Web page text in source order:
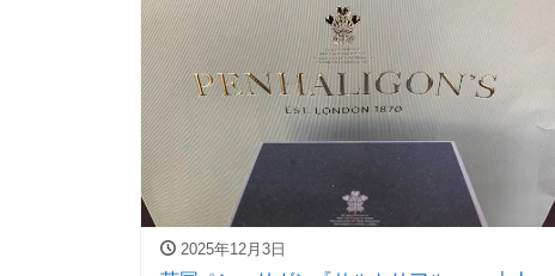
2025年12月3日